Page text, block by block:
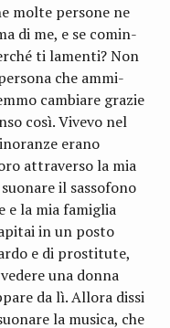
molte per­sone ne
di me, e se comin­
ti lamenti? Non
che ammi­
cam­biare gra­zie
così. Vivevo nel
erano
attra­verso la mia
il sas­so­fono
e la mia fami­glia
in un posto
e di pro­sti­tute,
una donna
da lì. Allora dissi
la musica, che